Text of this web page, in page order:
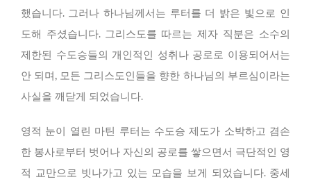
했습니다. 그러나 하나님께서는 루터를 더 밝은 빛으로 인
도해 주셨습니다. 그리스도를 따르는 제자 직분은 소수의
제한된 수도승들의 개인적인 성취나 공로로 이용되어서는
안 되며, 모든 그리스도인들을 향한 하나님의 부르심이라는
사실을 깨닫게 되었습니다.
영적 눈이 열린 마틴 루터는 수도승 제도가 소박하고 겸손
한 봉사로부터 벗어나 자신의 공로를 쌓으면서 극단적인 영
적 교만으로 빗나가고 있는 모습을 보게 되었습니다. 중세